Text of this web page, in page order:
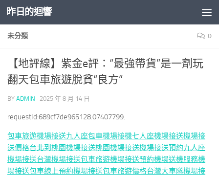
Skip to content
昨日的迴響
未分類 0
【地評線】紫金e評：“最強帶貨”是一劑玩
翻天包車旅遊脫貧“良方”
BY ADMIN · 2025 年 8 月 14 日
requestId:689cf7de965128.07407799.
包車旅遊機場接送九人座包車機場接機七人座機場接送機場接
送價格台北到桃園機場接送桃園機場接送機場接送預約九人座
機場接送台灣機場接送包車旅遊機場接送預約機場送機服務機
場接送包車線上預約機場接送包車旅遊價格台灣大車隊機場接